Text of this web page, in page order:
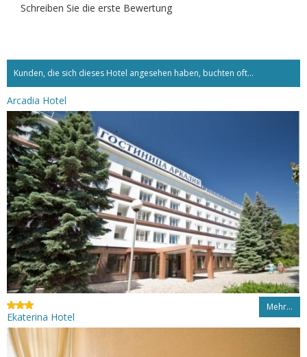
Schreiben Sie die erste Bewertung
Kunden, die sich dieses Hotel angesehen haben, buchten oft...
Arcadia Hotel
Mehr…
Ekaterina Hotel